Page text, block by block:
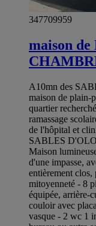
347709959
maison
A10mn des
maison de
quartier
ramassage
de l'hôpital et
SABLES
Maison
d'une impasse,
entièrement
mitoyenneté - 8
équipée, arrière-
couloir avec
vasque - 2 wc 1